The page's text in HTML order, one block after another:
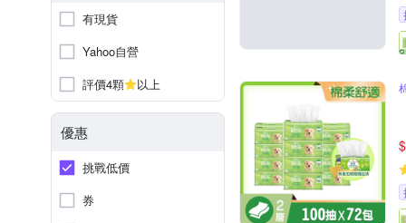
有現貨
Yahoo自營
評價4顆
以上
優惠
挑戰低價
券
$